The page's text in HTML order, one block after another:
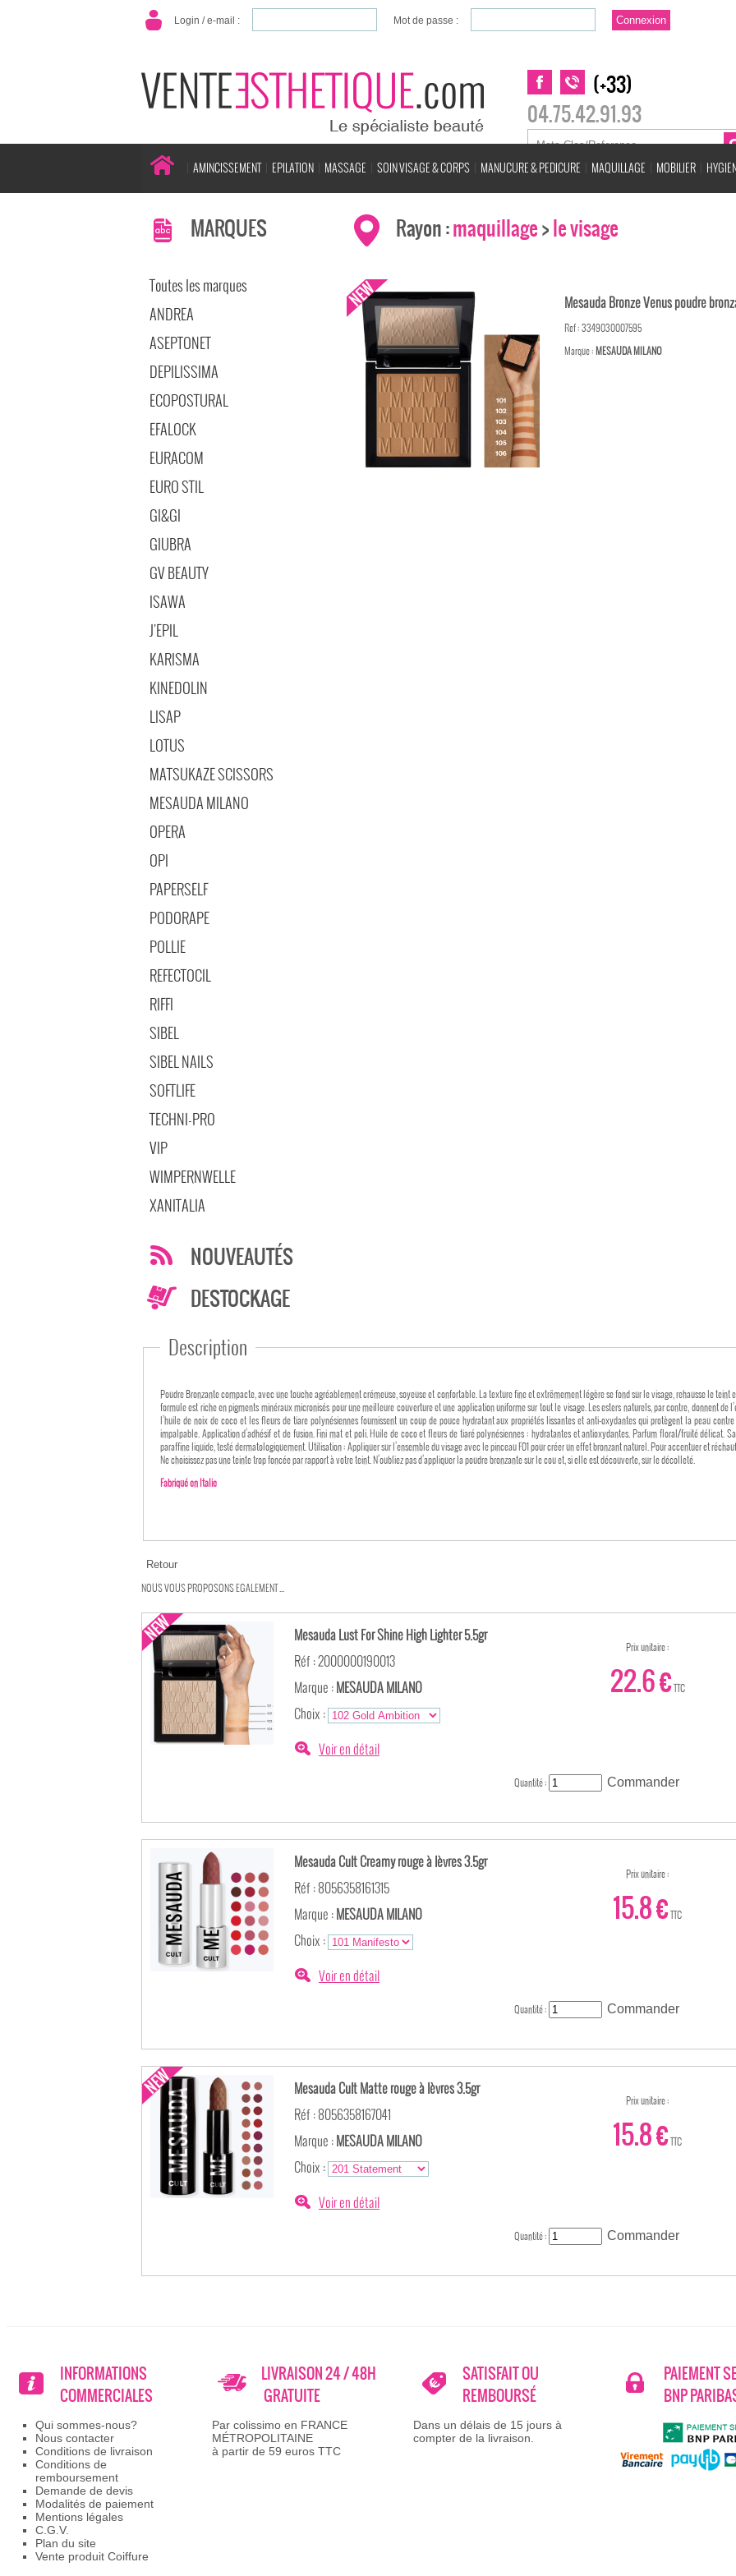
Login / e-mail : Mot de passe :
(+33)
04.75.42.91.93
AMINCISSEMENT EPILATION MASSAGE SOIN VISAGE & CORPS MANUCURE & PEDICURE MAQUILLAGE MOBILIER
MARQUES
Toutes les marques
ANDREA
ASEPTONET
DEPILISSIMA
ECOPOSTURAL
EFALOCK
EURACOM
EURO STIL
GI&GI
GIUBRA
GV BEAUTY
ISAWA
J'EPIL
KARISMA
KINEDOLIN
LISAP
LOTUS
MATSUKAZE SCISSORS
MESAUDA MILANO
OPERA
OPI
PAPERSELF
PODORAPE
POLLIE
REFECTOCIL
RIFFI
SIBEL
SIBEL NAILS
SOFTLIFE
TECHNI-PRO
VIP
WIMPERNWELLE
XANITALIA
NOUVEAUTÉS
DESTOCKAGE
Rayon :maquillage>le visage
Mesauda Bronze Venus poudre
Ref : 3349030007595
Marque : MESAUDA MILANO
Description
Poudre Bronzante compacte, avec une touche agréablement crémeuse, soyeuse et confortable. La texture fine et extrêmement légère se fond sur le visage, rehausse le teint
formule est riche en pigments minéraux micronisés pour une meilleure couverture et une application uniforme sur tout le visage. Les esters naturels, par contre, donnent de
l’huile de noix de coco et les fleurs de tiare polynésiennes fournissent un coup de pouce hydratant aux propriétés lissantes et anti-oxydantes qui protègent la peau contre l’action
impalpable. Application d’adhésif et de fusion. Fini mat et poli. Huile de coco et fleurs de tiaré polynésiennes : hydratantes et antioxydantes. Parfum floral/fruité délicat.
paraffine liquide, testé dermatologiquement. Utilisation : Appliquer sur l’ensemble du visage avec le pinceau F01 pour créer un effet bronzant naturel. Pour accentuer et réchauffer le teint, appliquez sous les pommettes avec le pinceau F03.
Ne choisissez pas une teinte trop foncée par rapport à votre teint. N’oubliez pas d’appliquer la poudre bronzante sur le cou et, si elle est découverte, sur le décolleté.
Fabriqué en Italie
NOUS VOUS PROPOSONS EGALEMENT ...
Mesauda Lust For Shine High Lighter 5.5gr
Réf : 2000000190013
Marque :MESAUDA MILANO
Choix :
Voir en détail
Prix unitaire :
22.6 €TTC
Quantité :
Mesauda Cult Creamy rouge à lèvres 3.5gr
Réf : 8056358161315
Marque :MESAUDA MILANO
Choix :
Voir en détail
Prix unitaire :
15.8 €TTC
Quantité :
Mesauda Cult Matte rouge à lèvres 3.5gr
Réf : 8056358167041
Marque :MESAUDA MILANO
Choix :
Voir en détail
Prix unitaire :
15.8 €TTC
Quantité :
INFORMATIONS
COMMERCIALES
Qui sommes-nous?
Nous contacter
Conditions de livraison
Conditions de
remboursement
Demande de devis
Modalités de paiement
Mentions légales
C.G.V.
Plan du site
Vente produit Coiffure
LIVRAISON 24 / 48H
GRATUITE
Par colissimo en FRANCE
MÉTROPOLITAINE
à partir de 59 euros TTC
SATISFAIT OU
REMBOURSÉ
Dans un délais de 15 jours à
compter de la livraison.
PAIEMENT
BNP